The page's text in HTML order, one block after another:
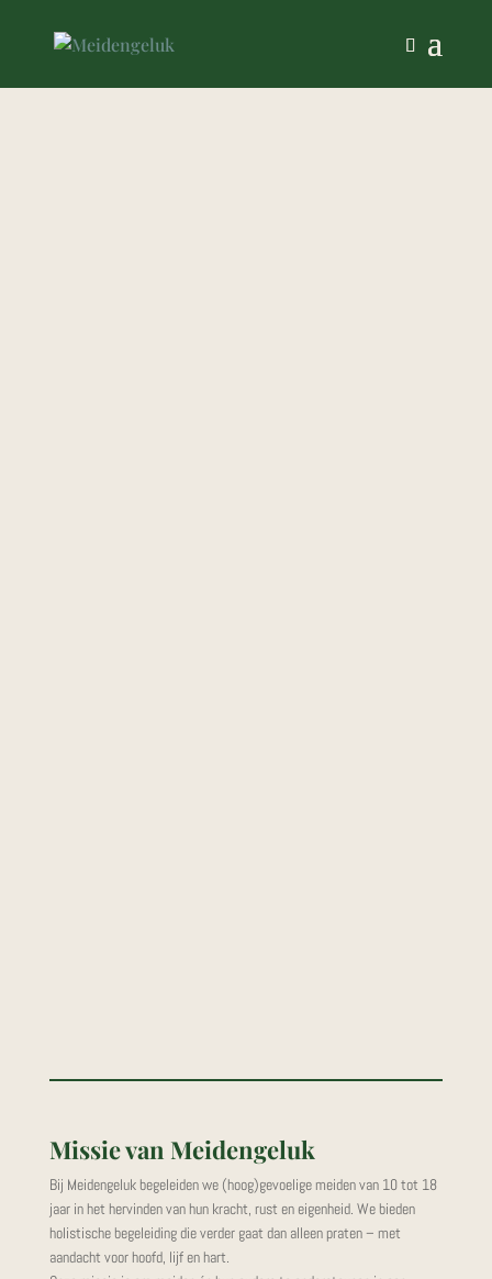
Missie van Meidengeluk
Bij Meidengeluk begeleiden we (hoog)gevoelige meiden van 10 tot 18
jaar in het hervinden van hun kracht, rust en eigenheid. We bieden
holistische begeleiding die verder gaat dan alleen praten – met
aandacht voor hoofd, lijf en hart.